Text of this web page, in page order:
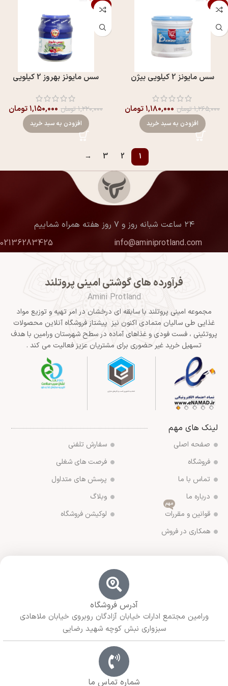
-7%
سس مايونز 2 کیلویی بيژن
۱,۲۶۵,۰۰۰تومان ۱,۱۸۰,۰۰۰تومان
افزودن به سبد خرید
-6%
سس مايونز بهروز 2 کیلویی
۱,۲۲۰,۰۰۰تومان ۱,۱۵۰,۰۰۰تومان
افزودن به سبد خرید
1
2
3
→
۲۴ ساعت شبانه روز و ۷ روز هفته همراه شماییم
info@aminiprotland.com
02136283425
فرآورده های گوشتی امینی پروتلند
Amini Protland
مجموعه امینی پروتلند با سابقه ای درخشان در امر تهیه و توزیع مواد
غذایی طی سالیان متمادی اکنون نیز پیشتاز فروشگاه آنلاین محصولات
پروتئینی ، فست فودی و غذاهای آماده در سطح شهرستان ورامین با هدف
تسهیل خرید غیر حضوری برای مشتریان عزیز فعالیت می کند .
لینک های مهم
صفحه اصلی
فروشگاه
تماس با ما
درباره ما
قوانین و مقررات
مهم
همکاری در فروش
سفارش تلفنی
فرصت های شغلی
پرسش های متداول
وبلاگ
لوکیشن فروشگاه
آدرس فروشگاه
ورامین مجتمع ادارات خیابان آزادگان روبروی خیابان ملاهادی
سبزواری نبش کوچه شهید رضایی
شماره تماس ما